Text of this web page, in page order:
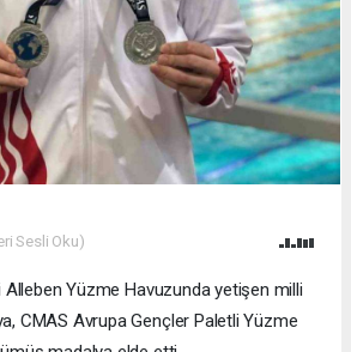
Sesli Oku)
Yüzme Havuzunda yetişen milli
CMAS Avrupa Gençler Paletli Yüzme